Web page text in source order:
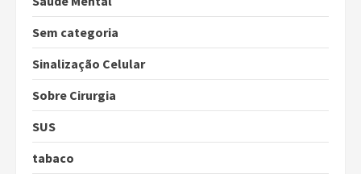
Sem categoria
Sinalização Celular
Sobre Cirurgia
SUS
tabaco